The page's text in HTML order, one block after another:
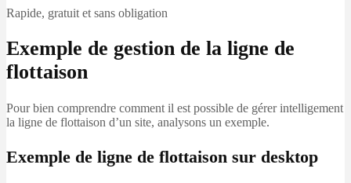
Rapide, gratuit et sans obligation
Exemple de gestion de la ligne de
flottaison
Pour bien comprendre comment il est possible de gérer intelligement
la ligne de flottaison d’un site, analysons un exemple.
Exemple de ligne de flottaison sur desktop